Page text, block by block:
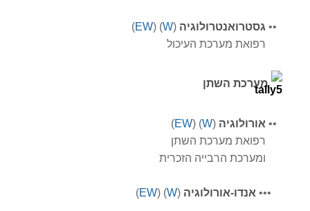
•
• גסטרואנטרולוגיה (
W
) (
EW
)
רפואת מערכת העיכול
מערכת השתן
•
• אורולוגיה (
W
) (
EW
)
רפואת מערכת השתן
ומערכת הרבייה הזכרית
••• אנדו-אורולוגיה (
W
) (
EW
)